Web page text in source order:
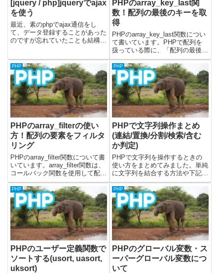
[jquery / php]jqueryでajax
を使う
最近、素のphpでajax通信をし
て、データ登録することがあった
のですが忘れていたことも結構あ
jqueryとphpでajaxを使う時に、
必要なメソッドやサンプルなどに
ついて下記に書...
PHPのarray_key_last関
数！配列の最後のキーを取
得
PHPのarray_key_last関数につい
て書いています。PHPで配列を
扱っている際に、「配列の最後の
要素のキーが知りたい」というと
きに使える関数です。例えば、ロ
グデータの配列に追加された最新
のログのキーを確認したい場合な
どです。arr...
PHP
PHPのarray_filterの使い
方！配列の要素をフィルタ
リング
PHPのarray_filter関数について書
いています。array_filter関数は、
コールバック関数を使用して配列
の要素をフィルタリングし、条件
を満たす要素のみを含む新しい配
列を返します。この関数を使う
と、配列から特定の条件に合致す
る...
PHP
PHPで文字列操作まとめ
(連結/置換/分割/検索/含む
か判定)
PHPで文字列を操作するときの
使い方をまとめてみました。単純
に文字列を結合する方法や下記の
関数の使い方について書いていま
す。- str_replace- explode-
strpos- substr- mb_substr記載し
ているコード...
PHP
PHPのユーザー定義関数で
ソートする(usort, uasort,
uksort)
PHP
PHPのグローバル変数・ス
ーパーグローバル変数につ
いて